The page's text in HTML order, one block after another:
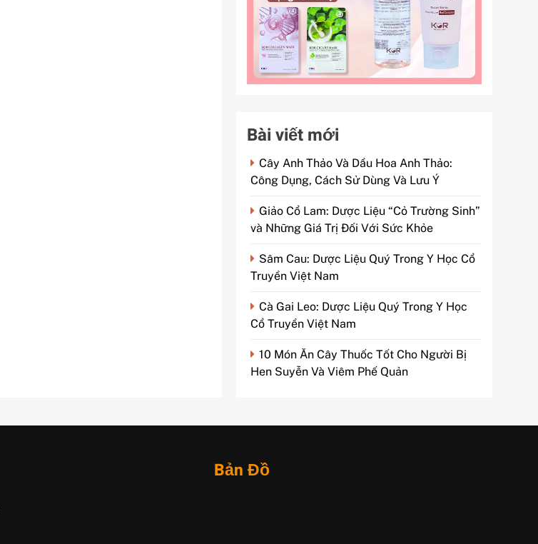
Bài viết mới
Cây Anh Thảo Và Dầu Hoa Anh Thảo:
Công Dụng, Cách Sử Dùng Và Lưu Ý
Giảo Cổ Lam: Dược Liệu “Cỏ Trường Sinh”
và Những Giá Trị Đối Với Sức Khỏe
Sâm Cau: Dược Liệu Quý Trong Y Học Cổ
Truyền Việt Nam
Cà Gai Leo: Dược Liệu Quý Trong Y Học
Cổ Truyền Việt Nam
10 Món Ăn Cây Thuốc Tốt Cho Người Bị
Hen Suyễn Và Viêm Phế Quản
Bản Đồ